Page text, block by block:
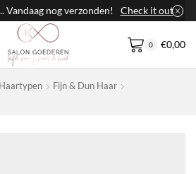
Vandaag nog verzonden! Check it out
0 €0,00
Haartypen
Fijn & Dun Haar